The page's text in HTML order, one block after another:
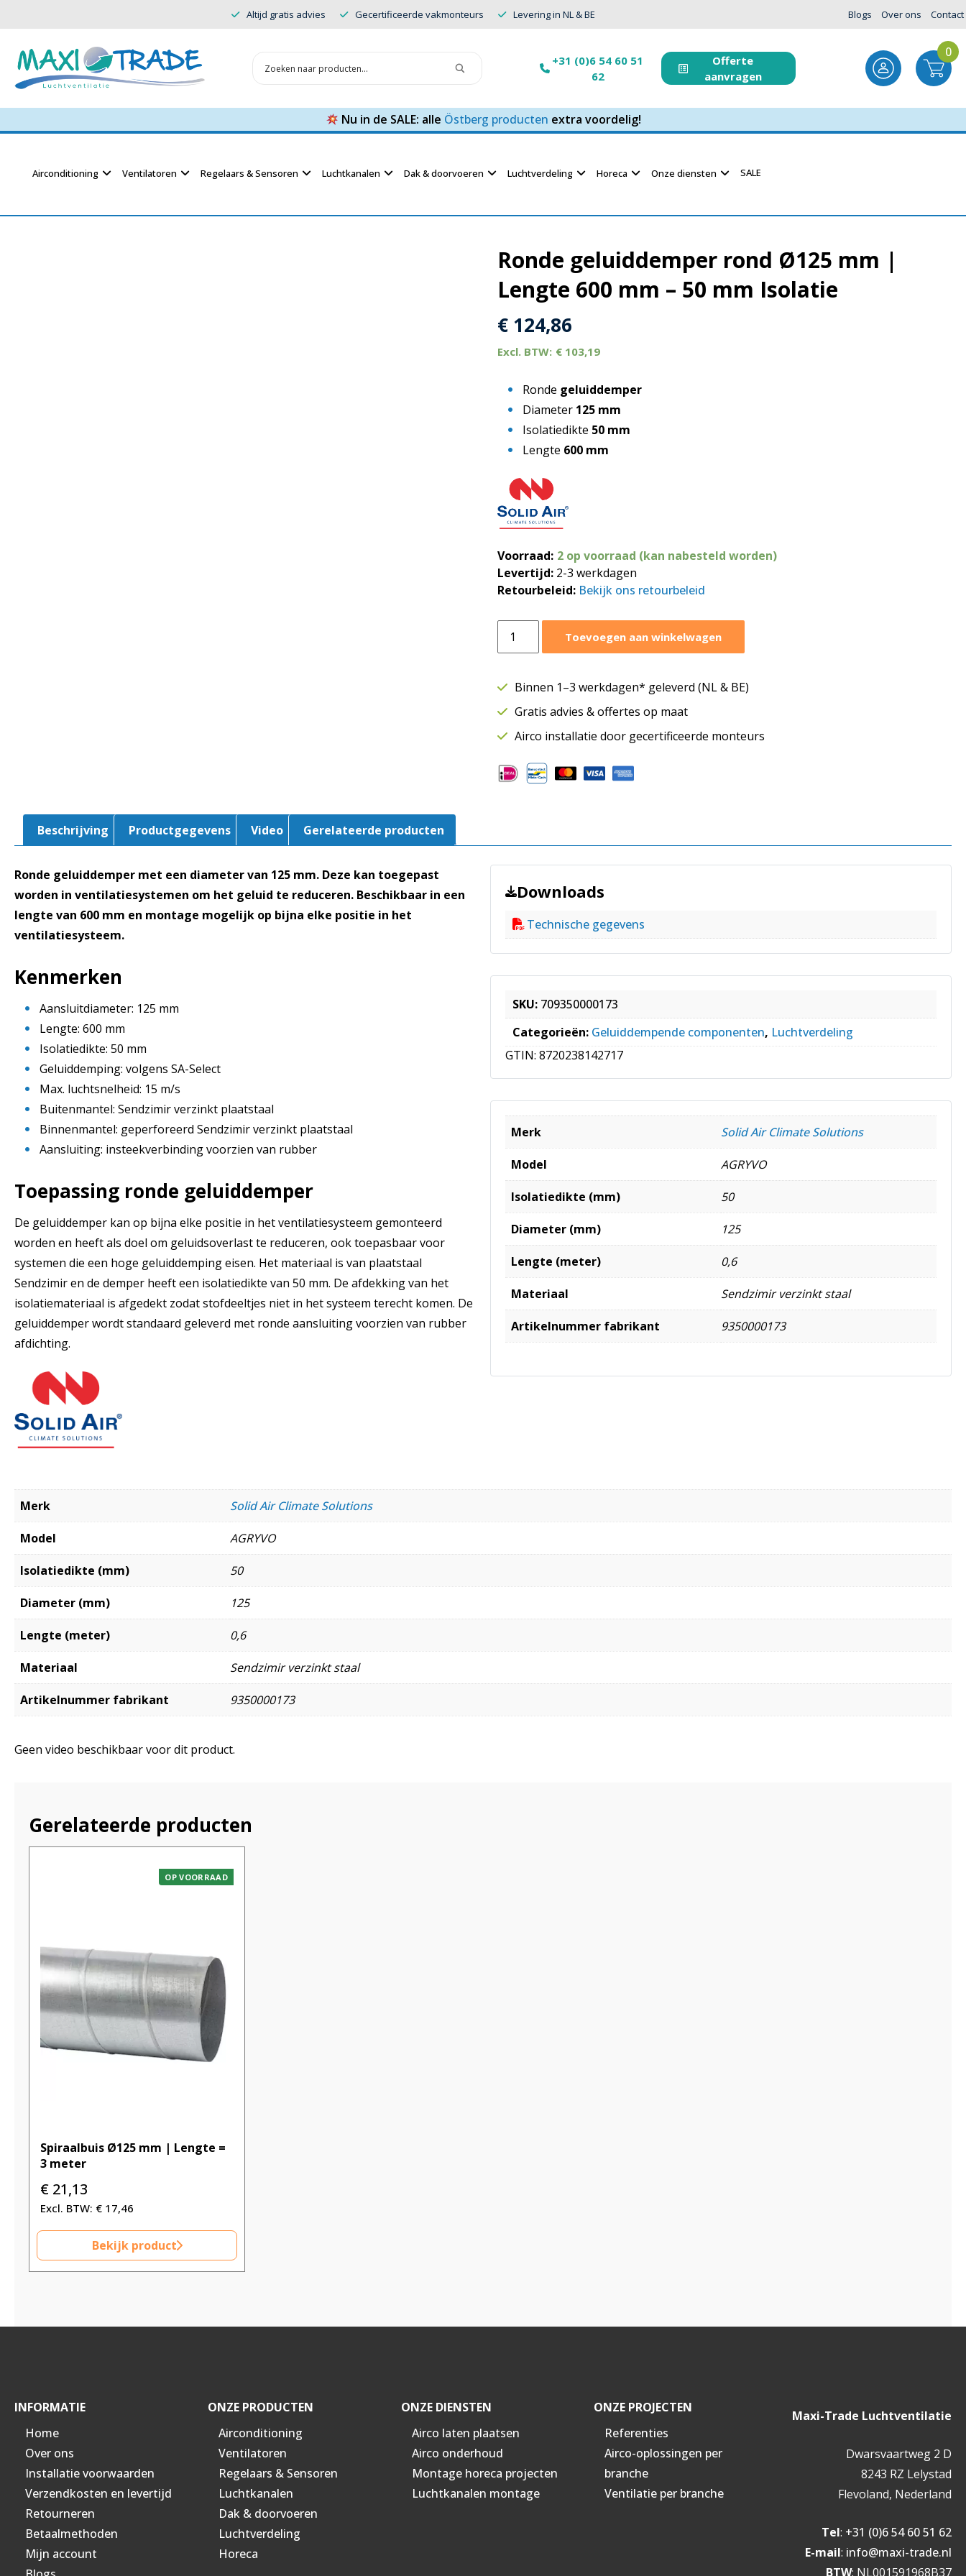
Altijd gratis advies Gecertificeerde vakmonteurs Levering in NL & BE Blogs Over ons Contact
+31 (0)6 54 60 51
62
Offerte
aanvragen
0
Nu in de SALE: alle Östberg producten extra voordelig!
Airconditioning Ventilatoren Regelaars & Sensoren Luchtkanalen Dak & doorvoeren Luchtverdeling Horeca Onze diensten SALE
Ronde geluiddemper rond Ø125 mm |
Lengte 600 mm – 50 mm Isolatie
€ 124,86
€ 103,19
Ronde geluiddemper
Diameter 125 mm
Isolatiedikte 50 mm
Lengte 600 mm
Voorraad: 2 op voorraad (kan nabesteld worden)
Levertijd: 2-3 werkdagen
Retourbeleid: Bekijk ons retourbeleid
geluiddemper
Ø125
|
Lengte
mm
–
Toevoegen aan winkelwagen
Binnen 1–3 werkdagen* geleverd (NL & BE)
Gratis advies & offertes op maat
Airco installatie door gecertificeerde monteurs
Beschrijving Productgegevens Video Gerelateerde producten
Ronde geluiddemper met een diameter van 125 mm. Deze kan toegepast
worden in ventilatiesystemen om het geluid te reduceren. Beschikbaar in een
lengte van 600 mm en montage mogelijk op bijna elke positie in het
ventilatiesysteem.
Kenmerken
Aansluitdiameter: 125 mm
Lengte: 600 mm
Isolatiedikte: 50 mm
Geluiddemping: volgens SA-Select
Max. luchtsnelheid: 15 m/s
Buitenmantel: Sendzimir verzinkt plaatstaal
Binnenmantel: geperforeerd Sendzimir verzinkt plaatstaal
Aansluiting: insteekverbinding voorzien van rubber
Toepassing ronde geluiddemper
De geluiddemper kan op bijna elke positie in het ventilatiesysteem gemonteerd
worden en heeft als doel om geluidsoverlast te reduceren, ook toepasbaar voor
systemen die een hoge geluiddemping eisen. Het materiaal is van plaatstaal
Sendzimir en de demper heeft een isolatiedikte van 50 mm. De afdekking van het
isolatiemateriaal is afgedekt zodat stofdeeltjes niet in het systeem terecht komen. De
geluiddemper wordt standaard geleverd met ronde aansluiting voorzien van rubber
afdichting.
Downloads
Technische gegevens
SKU: 709350000173
Categorieën: Geluiddempende componenten, Luchtverdeling
GTIN: 8720238142717
Merk Solid Air Climate Solutions
Model AGRYVO
Isolatiedikte (mm) 50
Diameter (mm) 125
Lengte (meter) 0,6
Materiaal Sendzimir verzinkt staal
Artikelnummer fabrikant 9350000173
Merk Solid Air Climate Solutions
Model AGRYVO
Isolatiedikte (mm) 50
Diameter (mm) 125
Lengte (meter) 0,6
Materiaal Sendzimir verzinkt staal
Artikelnummer fabrikant 9350000173
Geen video beschikbaar voor dit product.
Gerelateerde producten
OP VOORRAAD
Spiraalbuis Ø125 mm | Lengte =
3 meter
€ 21,13
€ 17,46
Bekijk product
INFORMATIE
Home
Over ons
Installatie voorwaarden
Verzendkosten en levertijd
Retourneren
Betaalmethoden
Mijn account
ONZE PRODUCTEN
Airconditioning
Ventilatoren
Regelaars & Sensoren
Luchtkanalen
Dak & doorvoeren
Luchtverdeling
Horeca
ONZE DIENSTEN
Airco laten plaatsen
Airco onderhoud
Montage horeca projecten
Luchtkanalen montage
ONZE PROJECTEN
Referenties
Airco-oplossingen per
branche
Ventilatie per branche
Maxi-Trade Luchtventilatie
Dwarsvaartweg 2 D
8243 RZ Lelystad
Flevoland, Nederland
Tel: +31 (0)6 54 60 51 62
E-mail: info@maxi-trade.nl
BTW: NL001591968B37